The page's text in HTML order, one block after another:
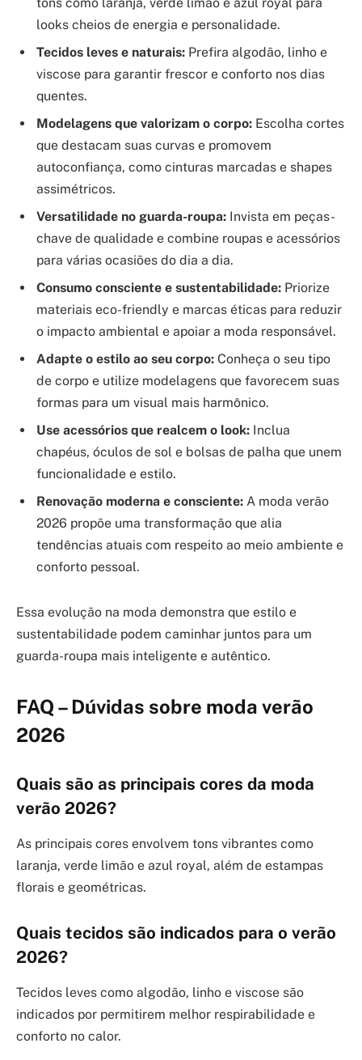
looks cheios de energia e personalidade.
Tecidos leves e naturais: Prefira algodão, linho e
viscose para garantir frescor e conforto nos dias
quentes.
Modelagens que valorizam o corpo: Escolha cortes
que destacam suas curvas e promovem
autoconfiança, como cinturas marcadas e shapes
assimétricos.
Versatilidade no guarda-roupa: Invista em peças-
chave de qualidade e combine roupas e acessórios
para várias ocasiões do dia a dia.
Consumo consciente e sustentabilidade: Priorize
materiais eco-friendly e marcas éticas para reduzir
o impacto ambiental e apoiar a moda responsável.
Adapte o estilo ao seu corpo: Conheça o seu tipo
de corpo e utilize modelagens que favorecem suas
formas para um visual mais harmônico.
Use acessórios que realcem o look: Inclua
chapéus, óculos de sol e bolsas de palha que unem
funcionalidade e estilo.
Renovação moderna e consciente: A moda verão
2026 propõe uma transformação que alia
tendências atuais com respeito ao meio ambiente e
conforto pessoal.
Essa evolução na moda demonstra que estilo e
sustentabilidade podem caminhar juntos para um
guarda-roupa mais inteligente e autêntico.
FAQ – Dúvidas sobre moda verão
2026
Quais são as principais cores da moda
verão 2026?
As principais cores envolvem tons vibrantes como
laranja, verde limão e azul royal, além de estampas
florais e geométricas.
Quais tecidos são indicados para o verão
2026?
Tecidos leves como algodão, linho e viscose são
indicados por permitirem melhor respirabilidade e
conforto no calor.